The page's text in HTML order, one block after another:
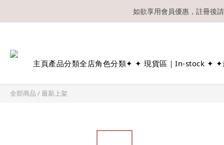
如欲享用會員優惠，註冊後
主頁產品分類全店角色分類✦ ✦ 現貨區｜In-stock ✦ ✦
全部商品 /最新上架